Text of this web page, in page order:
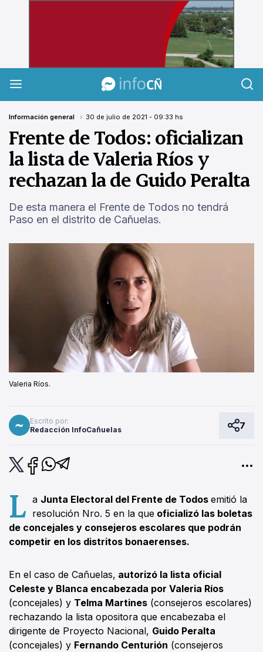
InfoCañuelas
Información general 30 de julio de 2021 - 09:33 hs
Frente de Todos: oficializan
la lista de Valeria Ríos y
rechazan la de Guido Peralta
De esta manera el Frente de Todos no tendrá
Paso en el distrito de Cañuelas.
Valeria Ríos.
Escrito por:
Redacción InfoCañuelas
7
L a Junta Electoral del Frente de Todosemitió la
resolución Nro. 5 en la que oficializó las boletas
de concejales y consejeros escolares que podrán
competir en los distritos bonaerenses.
En el caso de Cañuelas, autorizó la lista oficial
Celeste y Blanca encabezada por Valeria Ríos
(concejales) y Telma Martines (consejeros escolares)
rechazando la lista opositora que encabezaba el
dirigente de Proyecto Nacional, Guido Peralta
(concejales) y Fernando Centurión (consejeros